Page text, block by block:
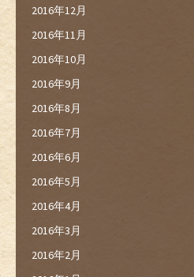
2016年12月
2016年11月
2016年10月
2016年9月
2016年8月
2016年7月
2016年6月
2016年5月
2016年4月
2016年3月
2016年2月